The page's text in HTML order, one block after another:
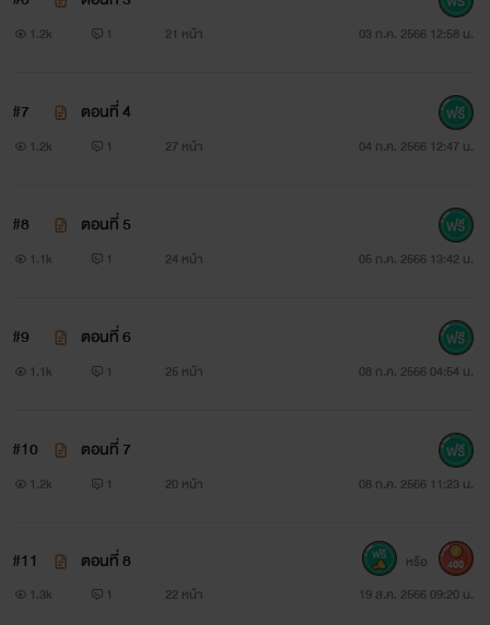
1.2k 1 21 หน้า 03 ก.ค. 2566 12:58 น.
#7 ตอนที่ 4
1.2k 1 27 หน้า 04 ก.ค. 2566 12:47 น.
#8 ตอนที่ 5
1.1k 1 24 หน้า 05 ก.ค. 2566 13:42 น.
#9 ตอนที่ 6
1.1k 1 25 หน้า 08 ก.ค. 2566 04:54 น.
#10 ตอนที่ 7
1.2k 1 20 หน้า 08 ก.ค. 2566 11:23 น.
#11 ตอนที่ 8
1.3k 1 22 หน้า 19 ส.ค. 2566 09:20 น.
หรือ 400